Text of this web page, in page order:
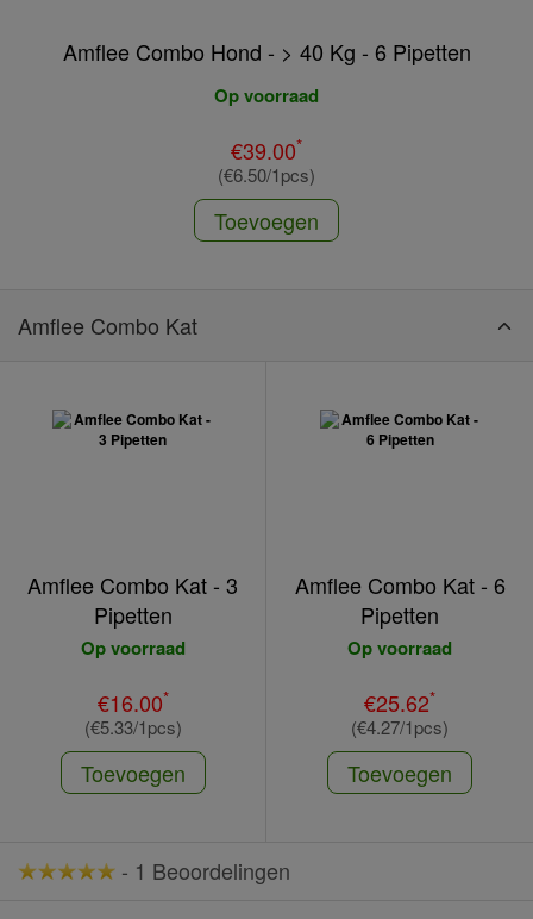
Amflee Combo Hond - > 40 Kg - 6 Pipetten
Op voorraad
€39.00*
(€6.50/1pcs)
Toevoegen
Amflee Combo Kat
Amflee Combo Kat - 3
Pipetten
Op voorraad
€16.00*
(€5.33/1pcs)
Toevoegen
Amflee Combo Kat - 6
Pipetten
Op voorraad
€25.62*
(€4.27/1pcs)
Toevoegen
- 1 Beoordelingen